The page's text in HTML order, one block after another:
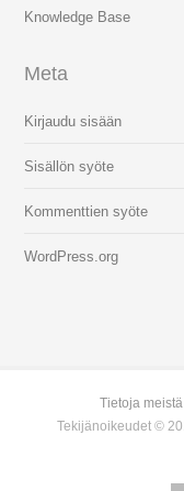
Knowledge Base
Meta
Kirjaudu sisään
Sisällön syöte
Kommenttien syöte
WordPress.org
Tietoja meistä
Tekijänoikeudet ©